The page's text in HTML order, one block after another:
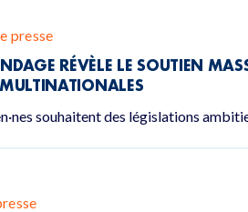
presse
RÉVÈLE LE SOUTIEN
souhaitent des législations